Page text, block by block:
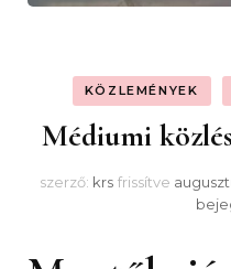
KÖZLEMÉNYEK
Médiumi
szerző: krs frissítve